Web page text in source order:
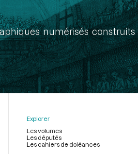
numérisés construits
Explorer
Les volumes
Les députés
Les cahiers de doléances